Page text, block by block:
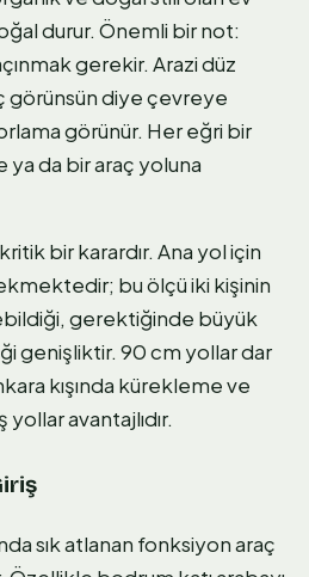
durur. Önemli bir not:
gerekir. Arazi düz
görünsün diye çevreye
görünür. Her eğri bir
da bir araç yoluna
bir karardır. Ana yol için
bu ölçü iki kişinin
gerektiğinde büyük
genişliktir. 90 cm yollar dar
kışında kürekleme ve
yollar avantajlıdır.
sık atlanan fonksiyon araç